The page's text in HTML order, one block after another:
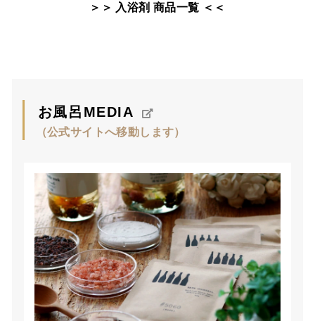
＞＞ 入浴剤 商品一覧 ＜＜
お風呂MEDIA
（公式サイトへ移動します）